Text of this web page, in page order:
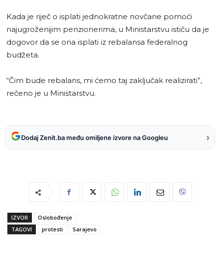
Kada je riječ o isplati jednokratne novčane pomoći
najugroženijim penzionerima, u Ministarstvu ističu da je
dogovor da se ona isplati iz rebalansa federalnog
budžeta.
“Čim bude rebalans, mi ćemo taj zaključak realizirati”,
rečeno je u Ministarstvu.
Dodaj Zenit.ba među omiljene izvore na Googleu ›
IZVOR
Oslobođenje
TAGOVI
protesti Sarajevo